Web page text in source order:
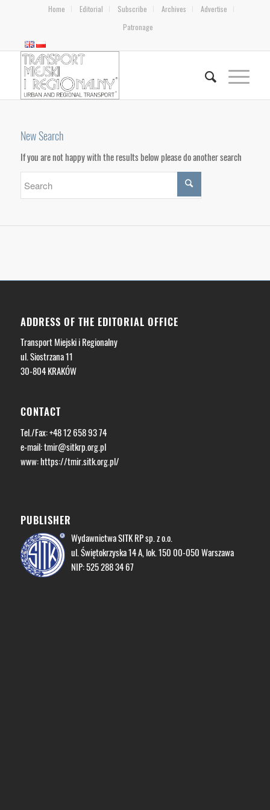
Home Editorial Subscribe Archives
Advertise
Patronage
New Search
If you are not happy with the results below please do another search
ADDRESS OF THE EDITORIAL OFFICE
Transport Miejski i Regionalny
ul. Siostrzana 11
30-804 KRAKÓW
CONTACT
Tel./Fax: +48 12 658 93 74
e-mail:tmir@sitkrp.org.pl
www: https://tmir.sitk.org.pl/
PUBLISHER
Wydawnictwa SITK RP sp. z o.o.
ul. Świętokrzyska 14 A, lok. 150 00-050 Warszawa
NIP: 525 288 34 67